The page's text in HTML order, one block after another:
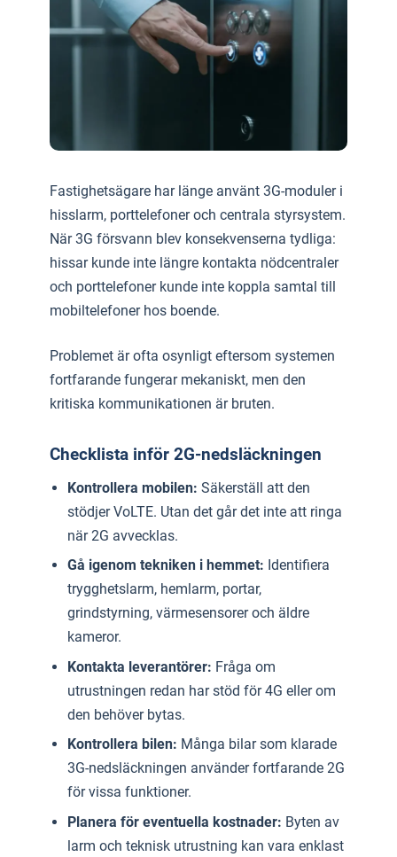
Fastighetsägare har länge använt 3G-moduler i
hisslarm, porttelefoner och centrala styrsystem.
När 3G försvann blev konsekvenserna tydliga:
hissar kunde inte längre kontakta nödcentraler
och porttelefoner kunde inte koppla samtal till
mobiltelefoner hos boende.
Problemet är ofta osynligt eftersom systemen
fortfarande fungerar mekaniskt, men den
kritiska kommunikationen är bruten.
Checklista inför 2G-nedsläckningen
Kontrollera mobilen: Säkerställ att den
stödjer VoLTE. Utan det går det inte att ringa
när 2G avvecklas.
Gå igenom tekniken i hemmet: Identifiera
trygghetslarm, hemlarm, portar,
grindstyrning, värmesensorer och äldre
kameror.
Kontakta leverantörer: Fråga om
utrustningen redan har stöd för 4G eller om
den behöver bytas.
Kontrollera bilen: Många bilar som klarade
3G-nedsläckningen använder fortfarande 2G
för vissa funktioner.
Planera för eventuella kostnader: Byten av
larm och teknisk utrustning kan vara enklast